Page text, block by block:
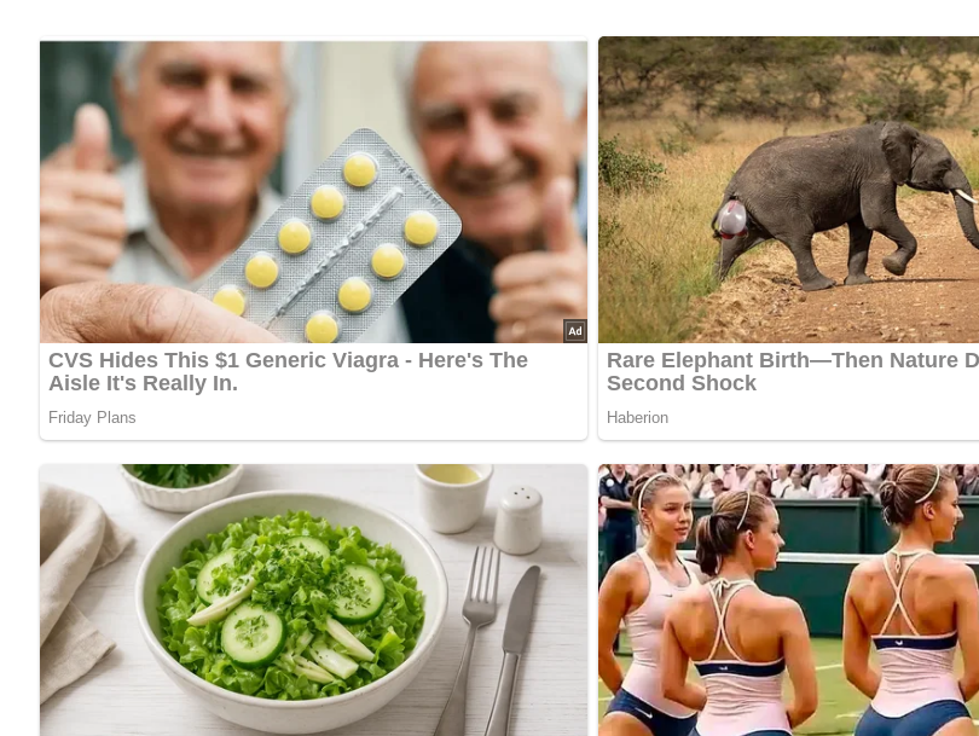
Ausbackfett
Puderzucker und Vanillinzucker zum Bestreuen
Zubereitung
Den Quark durch ein Sieb schlagen, Salz, die in Milch aufgelöste Hefe, die Eigelb, Margarine und Mehl zugeben.
Die Masse zu einem festen Teig verarbeiten, diesen etwa 2 Stunden gehen lassen.
Den Teig auf einem mit Mehl bestäubten Brett ausrollen, Dreiecke schneiden und Hörnchen formen.
Noch eine Weile gehen lassen und dann im heißen Fettbad backen.
Die fertigen Hörnchen noch warm mit Puderzucker, der mit Vanillinzucker vermischt wurde, bestreuen.
Nach: Mária Hajková – Múcniky, Verlag PRÁCA, Bratislava, Verlag für die Frau, Leipzig, 2. Auflage 1977
Abonniere jetzt unseren Newsletter!
Kein Spam, kein Bullshit, keine Weitergabe deiner Mailadresse an Dritte!
Jetzt Sterne vergeben – Rezept bewerten
5/5